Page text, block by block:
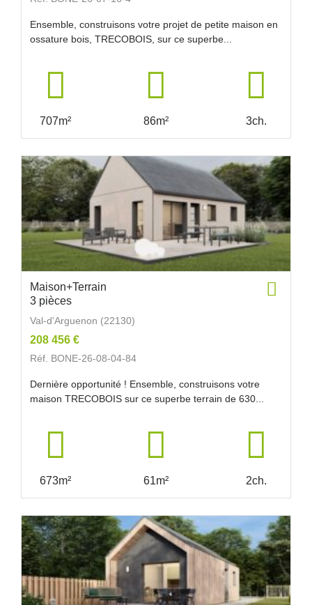
Ensemble, construisons votre projet de petite maison en
ossature bois, TRECOBOIS, sur ce superbe...
707m² 86m² 3ch.
Maison+Terrain
3 pièces
Val-d'Arguenon (22130)
208 456 €
Réf. BONE-26-08-04-84
Dernière opportunité ! Ensemble, construisons votre
maison TRECOBOIS sur ce superbe terrain de 630...
673m² 61m² 2ch.